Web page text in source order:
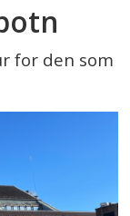
for den som